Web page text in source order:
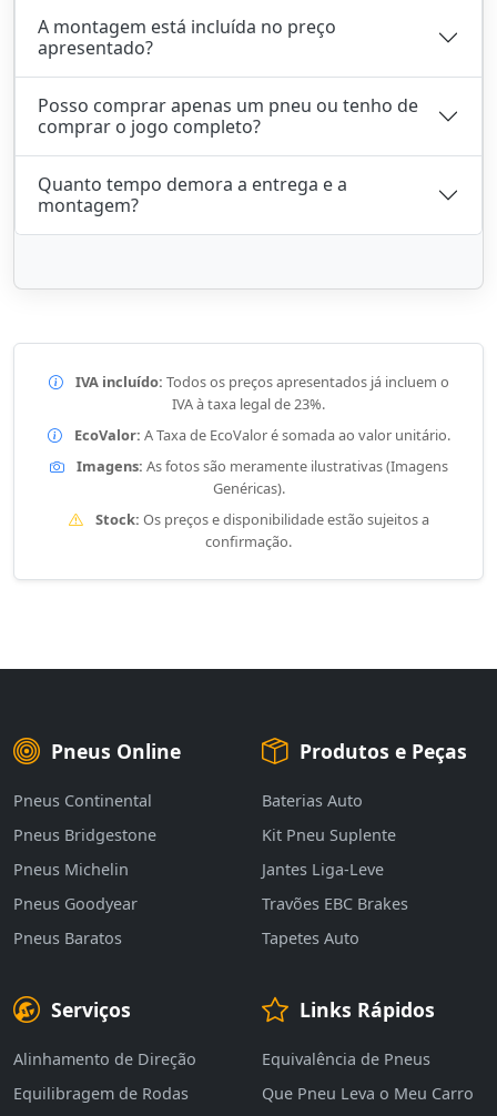
A montagem está incluída no preço
apresentado?
Posso comprar apenas um pneu ou tenho de
comprar o jogo completo?
Quanto tempo demora a entrega e a
montagem?
IVA incluído: Todos os preços apresentados já incluem o
IVA à taxa legal de 23%.
EcoValor: A Taxa de EcoValor é somada ao valor unitário.
Imagens: As fotos são meramente ilustrativas (Imagens
Genéricas).
Stock: Os preços e disponibilidade estão sujeitos a
confirmação.
Pneus Online
Pneus Continental
Pneus Bridgestone
Pneus Michelin
Pneus Goodyear
Pneus Baratos
Produtos e Peças
Baterias Auto
Kit Pneu Suplente
Jantes Liga-Leve
Travões EBC Brakes
Tapetes Auto
Serviços
Alinhamento de Direção
Equilibragem de Rodas
Links Rápidos
Equivalência de Pneus
Que Pneu Leva o Meu Carro